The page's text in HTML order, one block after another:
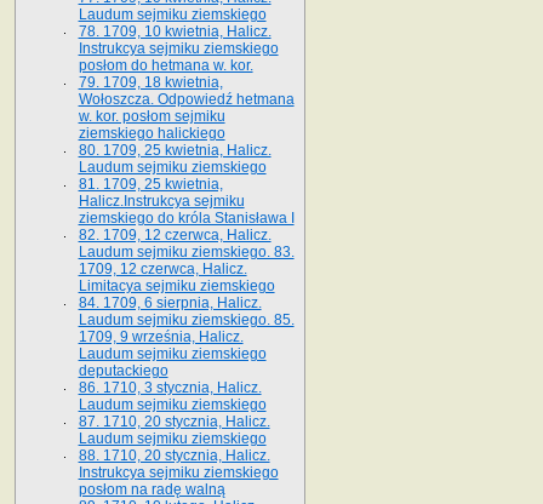
Laudum sejmiku ziemskiego
78. 1709, 10 kwietnia, Halicz.
Instrukcya sejmiku ziemskiego
posłom do hetmana w. kor.
79. 1709, 18 kwietnia,
Wołoszcza. Odpowiedź hetmana
w. kor. posłom sejmiku
ziemskiego halickiego
80. 1709, 25 kwietnia, Halicz.
Laudum sejmiku ziemskiego
81. 1709, 25 kwietnia,
Halicz.Instrukcya sejmiku
ziemskiego do króla Stanisława I
82. 1709, 12 czerwca, Halicz.
Laudum sejmiku ziemskiego. 83.
1709, 12 czerwca, Halicz.
Limitacya sejmiku ziemskiego
84. 1709, 6 sierpnia, Halicz.
Laudum sejmiku ziemskiego. 85.
1709, 9 września, Halicz.
Laudum sejmiku ziemskiego
deputackiego
86. 1710, 3 stycznia, Halicz.
Laudum sejmiku ziemskiego
87. 1710, 20 stycznia, Halicz.
Laudum sejmiku ziemskiego
88. 1710, 20 stycznia, Halicz.
Instrukcya sejmiku ziemskiego
posłom na radę walną